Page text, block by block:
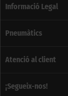
Informació Legal
Pneumàtics
Atenció al client
¡Segueix-nos!